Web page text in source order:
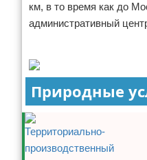
Культура
Разное
Условия
км, в то время как до
административный
Природные